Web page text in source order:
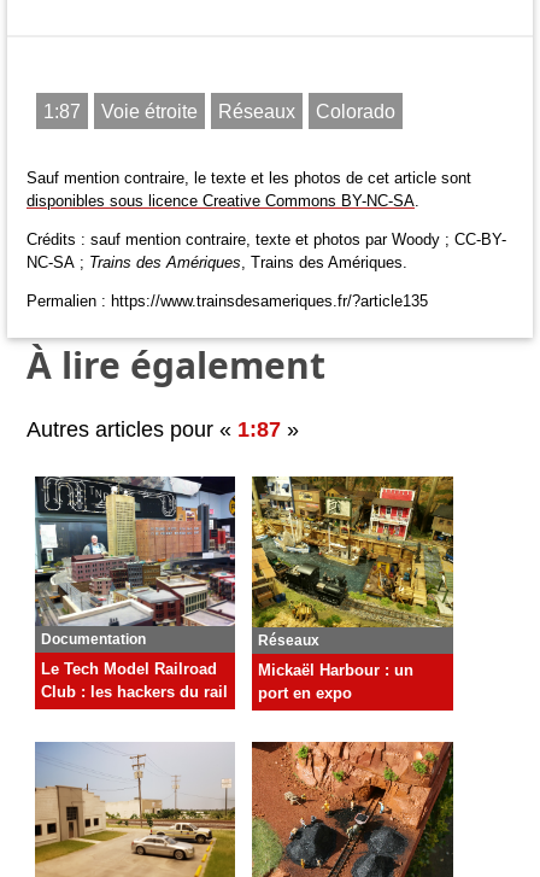
1:87 Voie étroite Réseaux Colorado
Sauf mention contraire, le texte et les photos de cet article sont
disponibles sous licence Creative Commons BY-NC-SA.
Crédits : sauf mention contraire, texte et photos par Woody ; CC-BY-
NC-SA ; Trains des Amériques, Trains des Amériques.
Permalien : https://www.trainsdesameriques.fr/?article135
À lire également
Autres articles pour « 1:87 »
Documentation
Le Tech Model Railroad
Club : les hackers du rail
Réseaux
Mickaël Harbour : un
port en expo